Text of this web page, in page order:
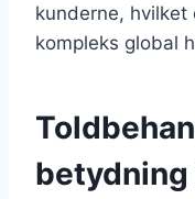
kunderne, hvilket
kompleks global